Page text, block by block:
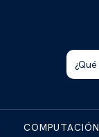
COMPUTACIÓN